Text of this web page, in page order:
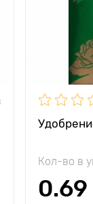
Кол-во в
0.69